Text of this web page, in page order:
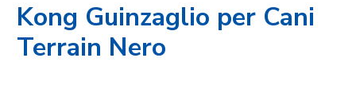
Kong Guinzaglio per Cani
Terrain Nero